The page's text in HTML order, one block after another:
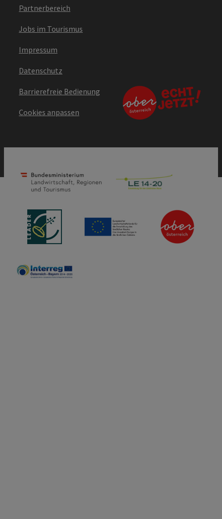
Partnerbereich
Jobs im Tourismus
Impressum
Datenschutz
Barrierefreie Bedienung
Cookies anpassen